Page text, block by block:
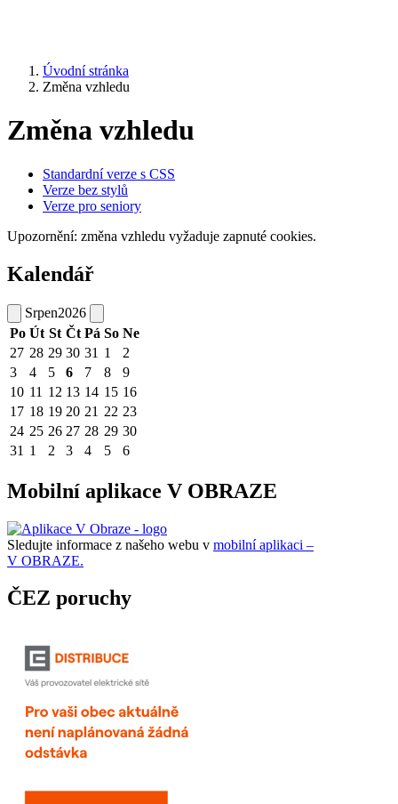
Úvodní stránka
Změna vzhledu
Změna vzhledu
Standardní verze s CSS
Verze bez stylů
Verze pro seniory
Upozornění: změna vzhledu vyžaduje zapnuté cookies.
Kalendář
Srpen2026
Po Út St Čt Pá So Ne
27 28 29 30 31 1
2
3
4 5 6 7 8
9
10 11 12 13 14 15 16
17 18 19 20 21 22 23
24 25 26 27 28 29 30
31 1 2 3 4 5 6
Mobilní aplikace V OBRAZE
Sledujte informace z našeho webu v mobilní aplikaci –
V OBRAZE.
ČEZ poruchy